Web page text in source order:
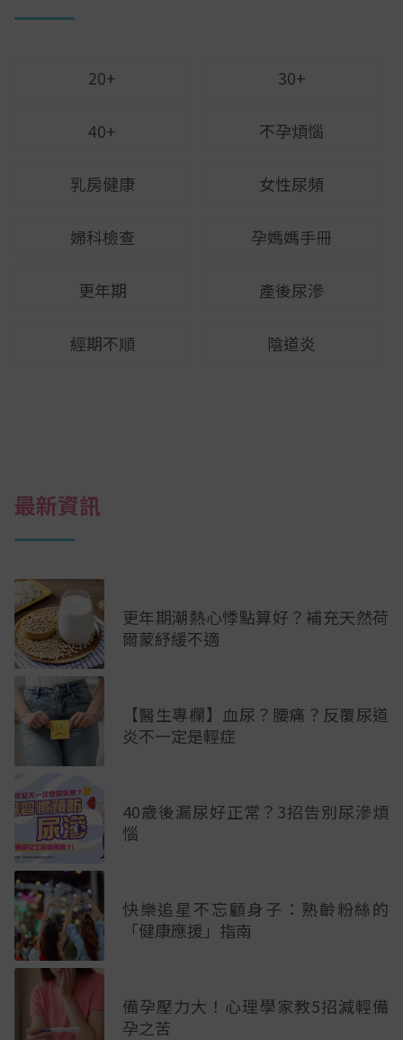
20+ 30+
40+ 不孕煩惱
乳房健康 女性尿頻
婦科檢查 孕媽媽手冊
更年期 產後尿滲
經期不順 陰道炎
最新資訊
更年期潮熱心悸點算好？補充天然荷
爾蒙紓緩不適
【醫生專欄】血尿？腰痛？反覆尿道
炎不一定是輕症
40歲後漏尿好正常？3招告別尿滲煩
惱
快樂追星不忘顧身子：熟齡粉絲的
「健康應援」指南
備孕壓力大！心理學家教5招減輕備
孕之苦